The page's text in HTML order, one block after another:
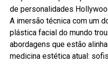
de personalidades
A imersão técnica com um
plástica facial do mundo
abordagens que estão
medicina estética atual: